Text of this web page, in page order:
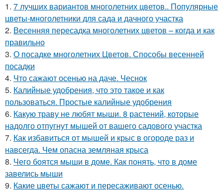
1. 7 лучших вариантов многолетних цветов.. Популярные
цветы-многолетники для сада и дачного участка
2. Весенняя пересадка многолетних цветов – когда и как
правильно
3. О посадке многолетних Цветов. Способы весенней
посадки
4. Что сажают осенью на даче. Чеснок
5. Калийные удобрения, что это такое и как
пользоваться. Простые калийные удобрения
6. Какую траву не любят мыши. 8 растений, которые
надолго отпугнут мышей от вашего садового участка
7. Как избавиться от мышей и крыс в огороде раз и
навсегда. Чем опасна земляная крыса
8. Чего боятся мыши в доме. Как понять, что в доме
завелись мыши
9. Какие цветы сажают и пересаживают осенью.